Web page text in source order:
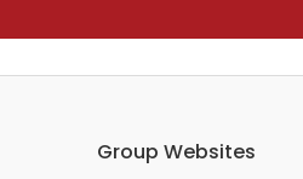
Group Websites